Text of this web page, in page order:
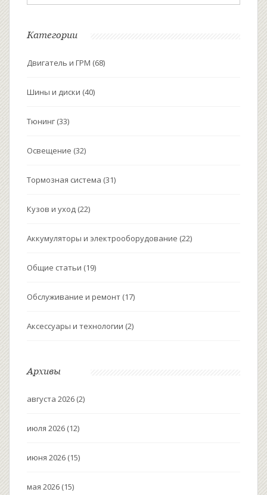
Категории
Двигатель и ГРМ (68)
Шины и диски (40)
Тюнинг (33)
Освещение (32)
Тормозная система (31)
Кузов и уход (22)
Аккумуляторы и электрооборудование (22)
Общие статьи (19)
Обслуживание и ремонт (17)
Аксессуары и технологии (2)
Архивы
августа 2026 (2)
июля 2026 (12)
июня 2026 (15)
мая 2026 (15)